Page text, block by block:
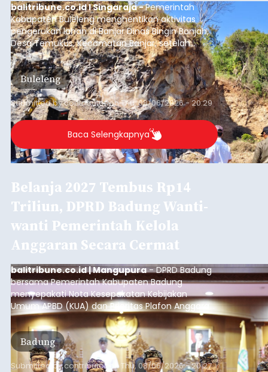
balitribune.co.id I Singaraja -Pemerintah
Kabupaten Buleleng menghentikan aktivitas
pengerukan lahan di Banjar Dinas Bingin Banjah,
Desa Temukus, Kecamatan Banjar, setelah
ditemukan indikasi kegiatan pengambilan
material yang tidak sesuai dengan peruntukan
kawasan.
Buleleng
Submitted bycontributoronThu, 08/06/2026 - 20:29
Baca Selengkapnya
Belanja 2027 Tembus Rp14
Triliun, DPRD Badung Wanti-
wanti Pemerintah Kelola
Anggaran Secara Cermat
balitribune.co.id | Mangupura- DPRD Badung
bersama Pemerintah Kabupaten Badung
menyepakati Nota Kesepakatan Kebijakan
Umum APBD (KUA) dan Prioritas Plafon Anggaran
Sementara (PPAS) Tahun Anggaran 2027 dalam
rapat paripurna yang digelar di Gedung DPRD
Badung, Kamis (6/8/2026).
Badung
Submitted bycontributor onThu, 08/06/2026 - 20:27